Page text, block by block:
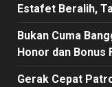
Estafet Beralih,
Bukan Cuma
Honor dan Bonus
Gerak Cepat